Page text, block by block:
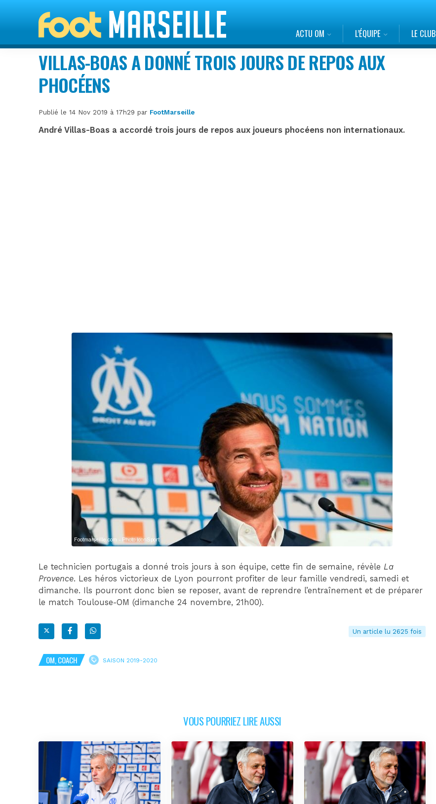
ACTU OM L’ÉQUIPE LE CLUB
VILLAS-BOAS A DONNÉ TROIS JOURS DE REPOS AUX
PHOCÉENS
Publié le 14 Nov 2019 à 17h29 par FootMarseille
André Villas-Boas a accordé trois jours de repos aux joueurs phocéens non internationaux.
Le technicien portugais a donné trois jours à son équipe, cette fin de semaine, révèle La
Provence. Les héros victorieux de Lyon pourront profiter de leur famille vendredi, samedi et
dimanche. Ils pourront donc bien se reposer, avant de reprendre l’entraînement et de préparer
le match Toulouse-OM (dimanche 24 novembre, 21h00).
Un article lu 2625 fois
OM, COACH SAISON 2019-2020
VOUS POURRIEZ LIRE AUSSI
DIM 30 AOÛT
20H45
MONACO